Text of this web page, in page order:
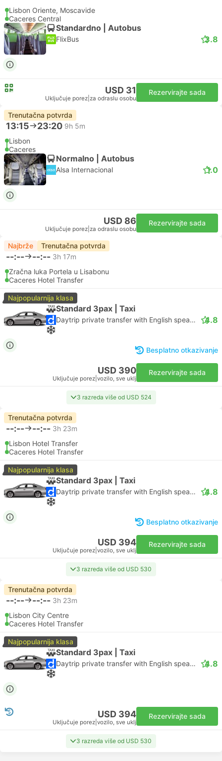
Lisbon Oriente, Moscavide
Caceres Central
Standardno | Autobus
FlixBus 3.8
USD 31
Uključuje porez za odraslu osobu
Rezervirajte sada
Trenutačna potvrda
13:15 23:20 9h 5m
Lisbon
Caceres
Normalno | Autobus
Alsa Internacional 1.0
USD 86
Uključuje porez za odraslu osobu
Rezervirajte sada
Najbrže Trenutačna potvrda
--:-- --:-- 3h 17m
Zračna luka Portela u Lisabonu
Caceres Hotel Transfer
Najpopularnija klasa
Standard 3pax | Taxi
Daytrip private transfer with English speaking driver 4.8
Besplatno otkazivanje
USD 390
Uključuje porez vozilo, sve uklj
Rezervirajte sada
3 razreda više od USD 524
Trenutačna potvrda
--:-- --:-- 3h 23m
Lisbon Hotel Transfer
Caceres Hotel Transfer
Najpopularnija klasa
Standard 3pax | Taxi
Daytrip private transfer with English speaking driver 4.8
Besplatno otkazivanje
USD 394
Uključuje porez vozilo, sve uklj
Rezervirajte sada
3 razreda više od USD 530
Trenutačna potvrda
--:-- --:-- 3h 23m
Lisbon City Centre
Caceres Hotel Transfer
Najpopularnija klasa
Standard 3pax | Taxi
Daytrip private transfer with English speaking driver 4.8
USD 394
Uključuje porez vozilo, sve uklj
Rezervirajte sada
3 razreda više od USD 530